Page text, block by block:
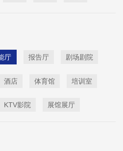
厅 报告厅 剧场剧院
酒店 体育馆 培训室
KTV影院 展馆展厅